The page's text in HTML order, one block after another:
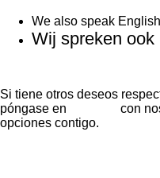
We also speak English
Wij spreken ook
Si tiene otros deseos
póngase en
con
opciones contigo.